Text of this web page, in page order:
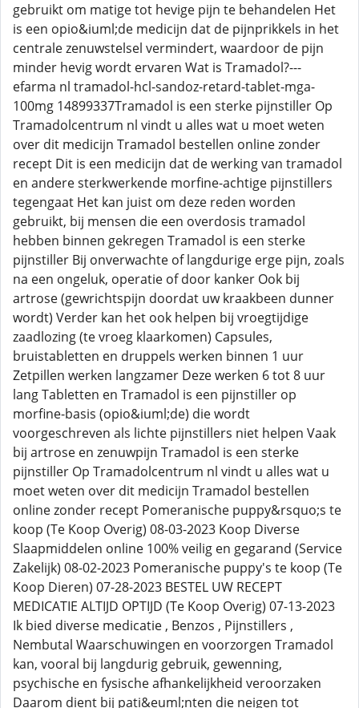
gebruikt om matige tot hevige pijn te behandelen Het
is een opio&iuml;de medicijn dat de pijnprikkels in het
centrale zenuwstelsel vermindert, waardoor de pijn
minder hevig wordt ervaren Wat is Tramadol?---
efarma nl tramadol-hcl-sandoz-retard-tablet-mga-
100mg 14899337Tramadol is een sterke pijnstiller Op
Tramadolcentrum nl vindt u alles wat u moet weten
over dit medicijn Tramadol bestellen online zonder
recept Dit is een medicijn dat de werking van tramadol
en andere sterkwerkende morfine-achtige pijnstillers
tegengaat Het kan juist om deze reden worden
gebruikt, bij mensen die een overdosis tramadol
hebben binnen gekregen Tramadol is een sterke
pijnstiller Bij onverwachte of langdurige erge pijn, zoals
na een ongeluk, operatie of door kanker Ook bij
artrose (gewrichtspijn doordat uw kraakbeen dunner
wordt) Verder kan het ook helpen bij vroegtijdige
zaadlozing (te vroeg klaarkomen) Capsules,
bruistabletten en druppels werken binnen 1 uur
Zetpillen werken langzamer Deze werken 6 tot 8 uur
lang Tabletten en Tramadol is een pijnstiller op
morfine-basis (opio&iuml;de) die wordt
voorgeschreven als lichte pijnstillers niet helpen Vaak
bij artrose en zenuwpijn Tramadol is een sterke
pijnstiller Op Tramadolcentrum nl vindt u alles wat u
moet weten over dit medicijn Tramadol bestellen
online zonder recept Pomeranische puppy&rsquo;s te
koop (Te Koop Overig) 08-03-2023 Koop Diverse
Slaapmiddelen online 100% veilig en gegarand (Service
Zakelijk) 08-02-2023 Pomeranische puppy's te koop (Te
Koop Dieren) 07-28-2023 BESTEL UW RECEPT
MEDICATIE ALTIJD OPTIJD (Te Koop Overig) 07-13-2023
Ik bied diverse medicatie , Benzos , Pijnstillers ,
Nembutal Waarschuwingen en voorzorgen Tramadol
kan, vooral bij langdurig gebruik, gewenning,
psychische en fysische afhankelijkheid veroorzaken
Daarom dient bij pati&euml;nten die neigen tot